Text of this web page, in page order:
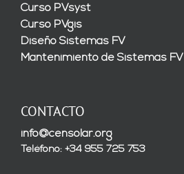
Curso PVsyst
Curso PVgis
Diseño Sistemas FV
Mantenimiento de Sistemas FV
CONTACTO
info@censolar.org
Teléfono: +34 955 725 753